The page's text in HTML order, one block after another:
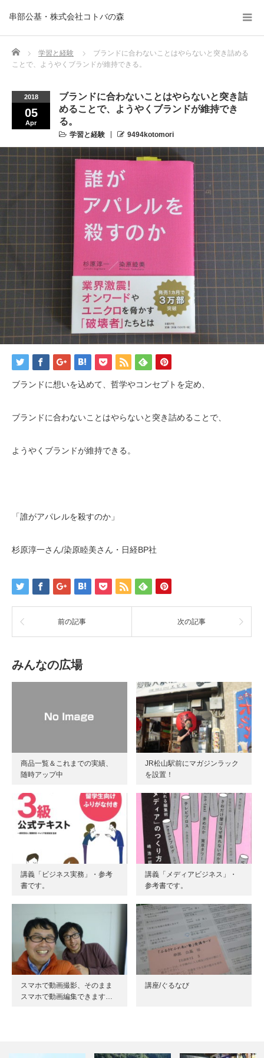
串部公基・株式会社コトバの森
Home 学習と経験
ブランドに合わないことはやらないと突き詰める
ことで、ようやくブランドが維持できる。
2018
05
Apr
ブランドに合わないことはやらないと突き詰
めることで、ようやくブランドが維持でき
る。
学習と経験 9494kotomori
ブランドに想いを込めて、哲学やコンセプトを定め、
ブランドに合わないことはやらないと突き詰めることで、
ようやくブランドが維持できる。
「誰がアパレルを殺すのか」
杉原淳一さん/染原睦美さん・日経BP社
前の記事 次の記事
みんなの広場
商品一覧＆これまでの実績、
随時アップ中
JR松山駅前にマガジンラック
を設置！
講義「ビジネス実務」・参考
書です。
講義「メディアビジネス」・
参考書です。
スマホで動画撮影、そのまま
スマホで動画編集できます…
講座/ぐるなび